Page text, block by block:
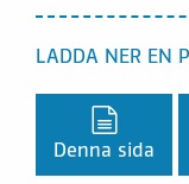
LADDA NER EN
Ladda
Denna sida